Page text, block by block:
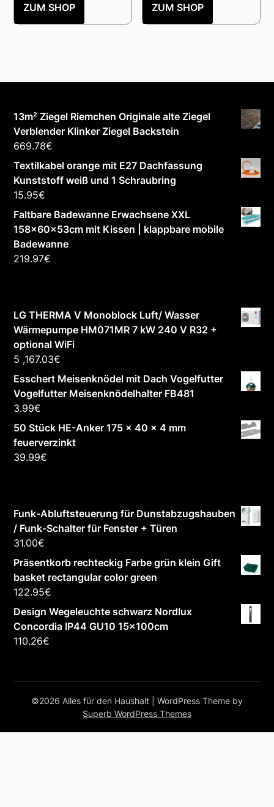
ZUM SHOP ZUM SHOP
13m² Ziegel Riemchen Originale alte Ziegel
Verblender Klinker Ziegel Backstein
669.78€
Textilkabel orange mit E27 Dachfassung
Kunststoff weiß und 1 Schraubring
15.95€
Faltbare Badewanne Erwachsene XXL
158x60x53cm mit Kissen | klappbare mobile
Badewanne
219.97€
LG THERMA V Monoblock Luft/ Wasser
Wärmepumpe HM071MR 7 kW 240 V R32 +
optional WiFi
5 ,167.03€
Esschert Meisenknödel mit Dach Vogelfutter
Vogelfutter Meisenknödelhalter FB481
3.99€
50 Stück HE-Anker 175 x 40 x 4 mm
feuerverzinkt
39.99€
Funk-Abluftsteuerung für Dunstabzugshauben
/ Funk-Schalter für Fenster + Türen
31.00€
Präsentkorb rechteckig Farbe grün klein Gift
basket rectangular color green
122.95€
Design Wegeleuchte schwarz Nordlux
Concordia IP44 GU10 15x100cm
110.26€
©2026 Alles für den Haushalt
| WordPress Theme by
Superb WordPress Themes